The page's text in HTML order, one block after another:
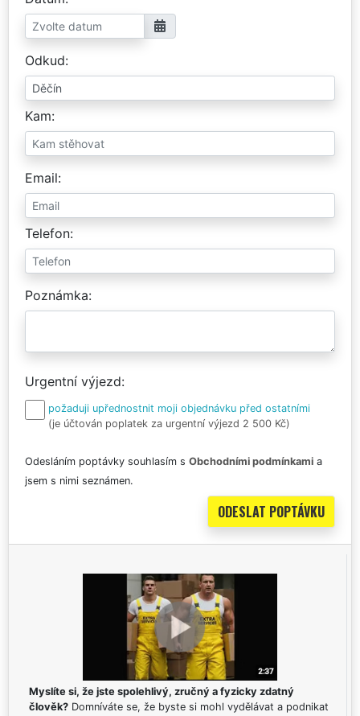
Odkud
Kam
Email
Telefon
Poznámka
Urgentní výjezd
požaduji upřednostnit moji objednávku před ostatními
(je účtován poplatek za urgentní výjezd 2 500 Kč)
Odesláním poptávky souhlasím s Obchodními podmínkami a
jsem s nimi seznámen.
Myslíte si, že jste spolehlivý, zručný a fyzicky zdatný
člověk? Domníváte se, že byste si mohl vydělávat a podnikat